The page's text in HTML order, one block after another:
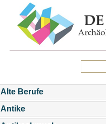
Alte Berufe
Antike